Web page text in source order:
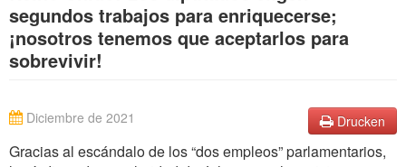
KONTAKT
segundos trabajos para enriquecerse;
¡nosotros tenemos que aceptarlos para
sobrevivir!
Drucken
Diciembre de 2021
Gracias al escándalo de los “dos empleos” parlamentarios,